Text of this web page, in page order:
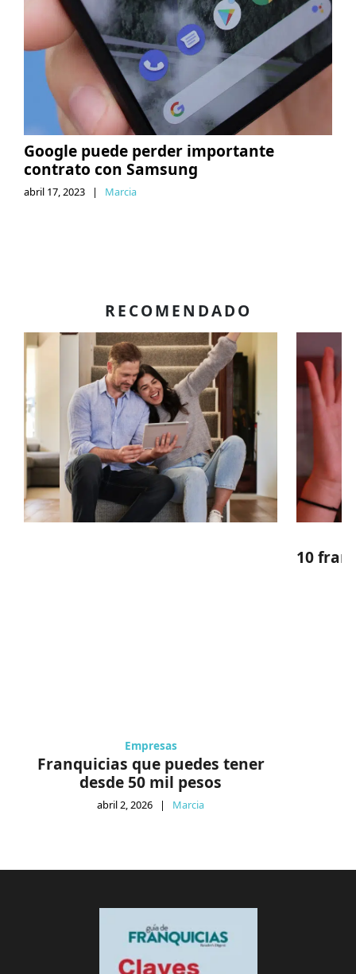
Google puede perder importante
contrato con Samsung
abril 17, 2023 | Marcia
RECOMENDADO
Empresas
Franquicias que puedes tener
desde 50 mil pesos
abril 2, 2026 | Marcia
10